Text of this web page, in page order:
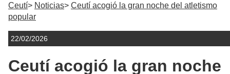
Ceutí Noticias
Ceutí acogió la gran noche del atletismo
popular
22/02/2026
Ceutí acogió la gran noche